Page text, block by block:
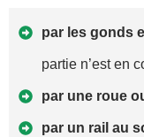
par les gonds
partie n’est en
par une roue
par un rail au